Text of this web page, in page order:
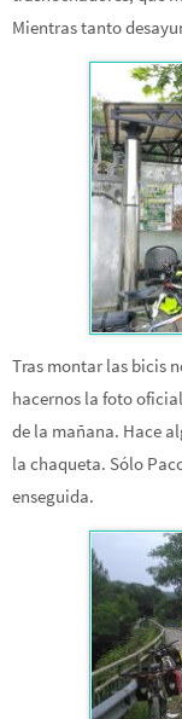
Mientras tanto
Tras montar las bicis
hacernos la foto
de la mañana. Hace
la chaqueta. Sólo
enseguida.